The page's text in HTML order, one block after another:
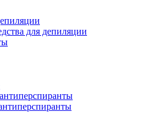
для депиляции